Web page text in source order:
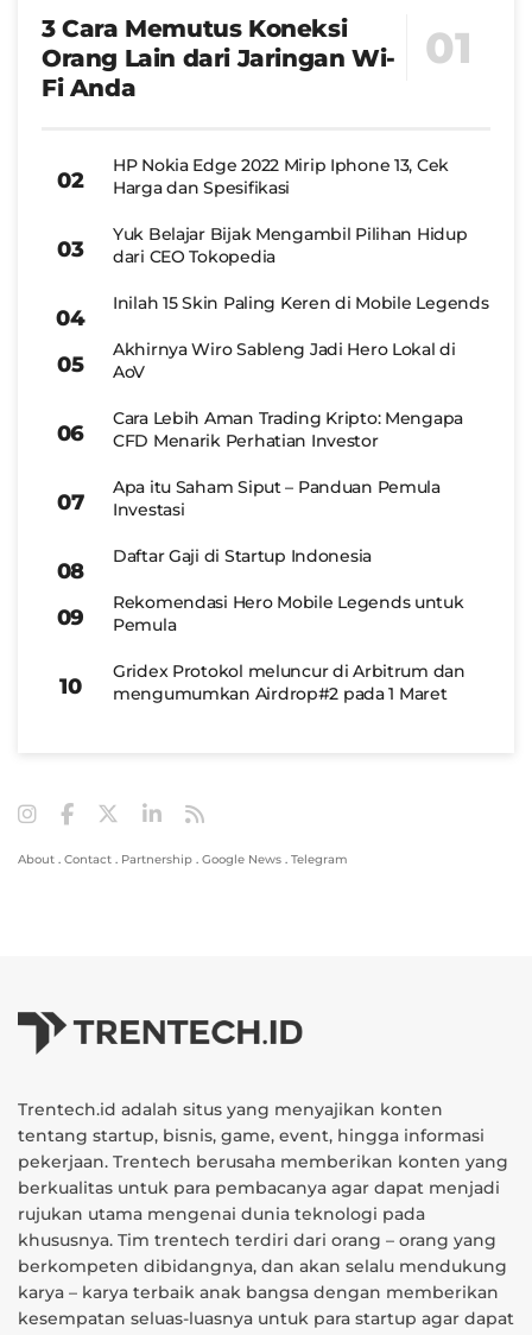
3 Cara Memutus Koneksi
Orang Lain dari Jaringan Wi-
Fi Anda
HP Nokia Edge 2022 Mirip Iphone 13, Cek
Harga dan Spesifikasi
Yuk Belajar Bijak Mengambil Pilihan Hidup
dari CEO Tokopedia
Inilah 15 Skin Paling Keren di Mobile Legends
Akhirnya Wiro Sableng Jadi Hero Lokal di
AoV
Cara Lebih Aman Trading Kripto: Mengapa
CFD Menarik Perhatian Investor
Apa itu Saham Siput – Panduan Pemula
Investasi
Daftar Gaji di Startup Indonesia
Rekomendasi Hero Mobile Legends untuk
Pemula
Gridex Protokol meluncur di Arbitrum dan
mengumumkan Airdrop#2 pada 1 Maret
About . Contact . Partnership . Google News . Telegram
Trentech.id adalah situs yang menyajikan konten
tentang startup, bisnis, game, event, hingga informasi
pekerjaan. Trentech berusaha memberikan konten yang
berkualitas untuk para pembacanya agar dapat menjadi
rujukan utama mengenai dunia teknologi pada
khususnya. Tim trentech terdiri dari orang – orang yang
berkompeten dibidangnya, dan akan selalu mendukung
karya – karya terbaik anak bangsa dengan memberikan
kesempatan seluas-luasnya untuk para startup agar dapat